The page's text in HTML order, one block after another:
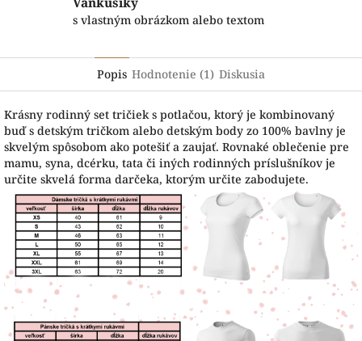
s vlastným obrázkom alebo textom
Popis Hodnotenie (1) Diskusia
Krásny rodinný set tričiek s potlačou, ktorý je kombinovaný
buď s detským tričkom alebo detským body zo 100% bavlny je
skvelým spôsobom ako potešiť a zaujať. Rovnaké oblečenie pre
mamu, syna, dcérku, tata či iných rodinných príslušníkov je
určite skvelá forma darčeka, ktorým určite zabodujete.